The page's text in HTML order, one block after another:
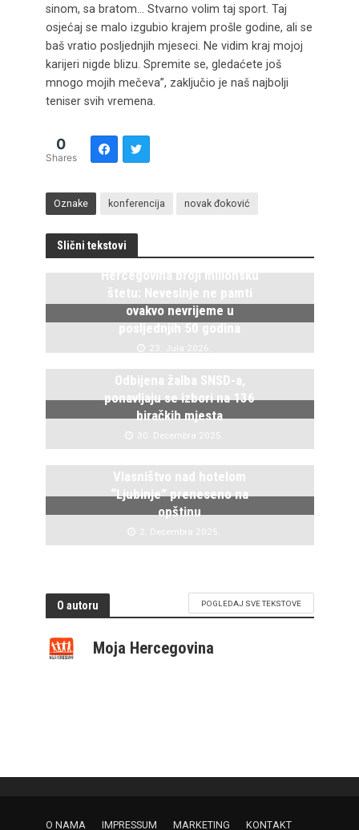
sinom, sa bratom… Stvarno volim taj sport. Taj
osjećaj se malo izgubio krajem prošle godine, ali se
baš vratio posljednjih mjeseci. Ne vidim kraj mojoj
karijeri nigde blizu. Spremite se, gledaćete još
mnogo mojih mečeva”, zaključio je naš najbolji
teniser svih vremena.
0
Shares
Oznake konferencija novak đoković
Slični tekstovi
Hercegovina broji milionsku
štetu: Nevesinje ne pamti
ovakvo nevrijeme u
posljednjih 50 godina
23. Jula 2026.
Odbijena žalba SNSD-a,
ponavljaju se izbori na 136
biračkih mjesta
30. Decembra 2025.
Vlasništvo nad hotelom
“Ljubinje” preneseno na
opštinu
2. Decembra 2025.
O autoru POGLEDAJ SVE TEKSTOVE
Moja Hercegovina
O NAMA IMPRESSUM MARKETING KONTAKT